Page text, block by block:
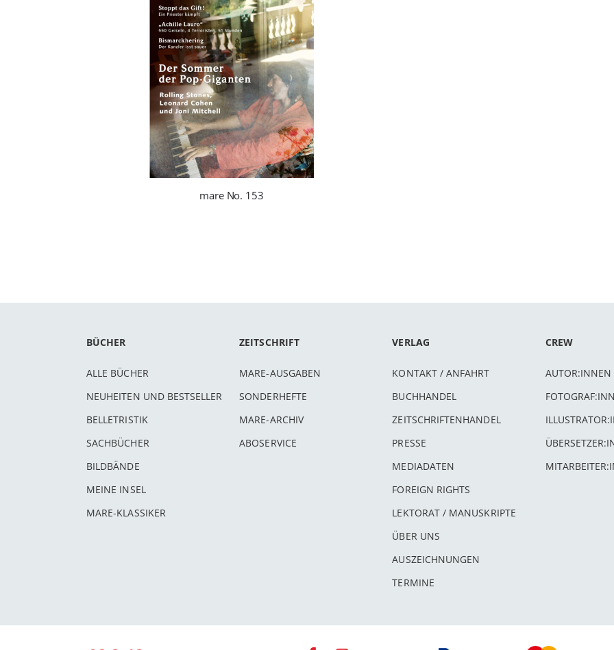
mare No. 153
BÜCHER
ALLE BÜCHER
NEUHEITEN UND BESTSELLER
BELLETRISTIK
SACHBÜCHER
BILDBÄNDE
MEINE INSEL
MARE-KLASSIKER
ZEITSCHRIFT
MARE-AUSGABEN
SONDERHEFTE
MARE-ARCHIV
ABOSERVICE
VERLAG
KONTAKT / ANFAHRT
BUCHHANDEL
ZEITSCHRIFTENHANDEL
PRESSE
MEDIADATEN
FOREIGN RIGHTS
LEKTORAT / MANUSKRIPTE
ÜBER UNS
AUSZEICHNUNGEN
TERMINE
CREW
AUTOR:INNEN